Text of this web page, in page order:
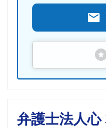
弁護士法人